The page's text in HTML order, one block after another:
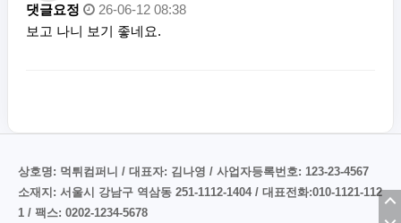
댓글요정
26-06-12 08:38
보고 나니 보기 좋네요.
상호명: 먹튀컴퍼니 / 대표자: 김나영 / 사업자등록번호: 123-23-4567
소재지: 서울시 강남구 역삼동 251-1112-1404 / 대표전화:010-1121-112
1 / 팩스: 0202-1234-5678